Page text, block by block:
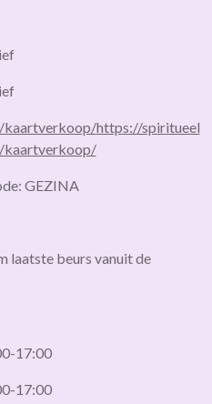
kaartverkoop/https://spiritueel
kaartverkoop/
GEZINA
laatste beurs vanuit de
17:00
17:00